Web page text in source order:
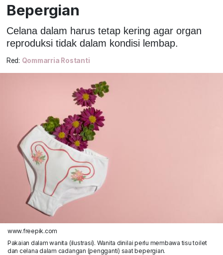
Bepergian
Celana dalam harus tetap kering agar organ
reproduksi tidak dalam kondisi lembap.
Red: Qommarria Rostanti
www.freepik.com
Pakaian dalam wanita (ilustrasi). Wanita dinilai perlu membawa tisu toilet
dan celana dalam cadangan (pengganti) saat bepergian.